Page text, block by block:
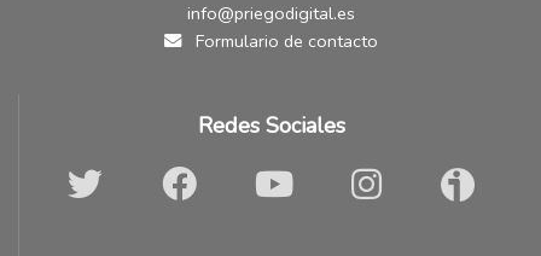
info@priegodigital.es
Formulario de contacto
Redes Sociales